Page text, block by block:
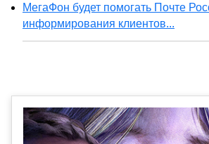
МегаФон будет помогать Почте
информирования клиентов...